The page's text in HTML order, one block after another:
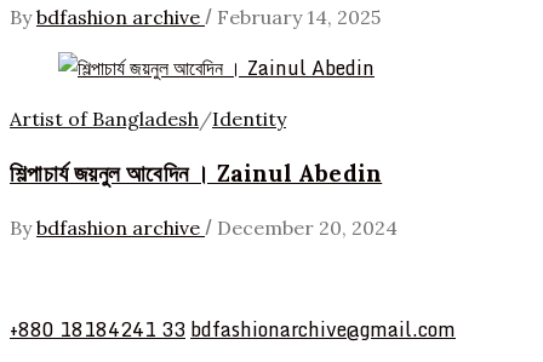
By bdfashion archive / February 14, 2025
Artist of Bangladesh/Identity
শিল্পাচার্য জয়নুল আবেদিন । Zainul Abedin
By bdfashion archive / December 20, 2024
+880 18184241 33bdfashionarchive@gmail.com